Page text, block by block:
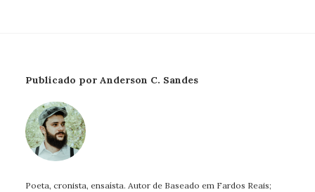
Publicado por Anderson C. Sandes
Poeta, cronista, ensaísta. Autor de Baseado em Fardos Reais;